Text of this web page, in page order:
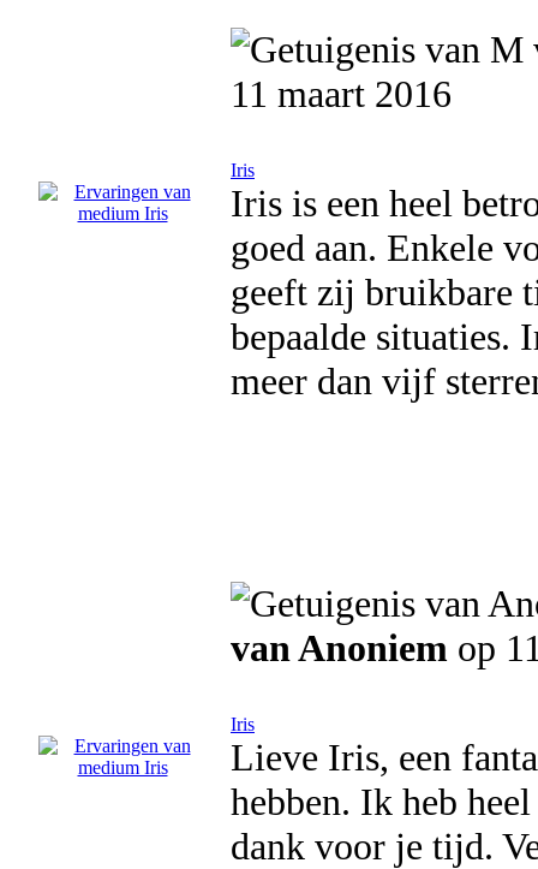
11 maart 2016
Iris
Iris is een heel
goed aan. Enkele
geeft zij bruikbare
bepaalde situaties.
meer dan vijf
van Anoniem op
Iris
Lieve Iris, een
hebben. Ik heb
dank voor je tijd.